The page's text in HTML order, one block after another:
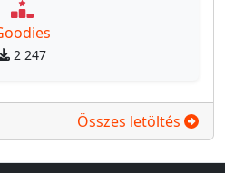
2 247
Összes letöltés